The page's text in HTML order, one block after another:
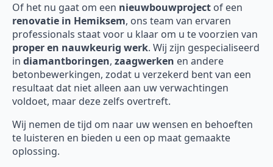
Of het nu gaat om een nieuwbouwproject of een
renovatie in Hemiksem, ons team van ervaren
professionals staat voor u klaar om u te voorzien van
proper en nauwkeurig werk. Wij zijn gespecialiseerd
in diamantboringen, zaagwerken en andere
betonbewerkingen, zodat u verzekerd bent van een
resultaat dat niet alleen aan uw verwachtingen
voldoet, maar deze zelfs overtreft.
Wij nemen de tijd om naar uw wensen en behoeften
te luisteren en bieden u een op maat gemaakte
oplossing.